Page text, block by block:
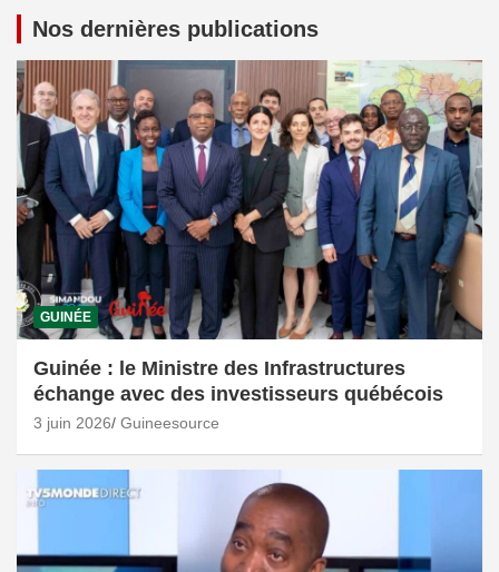
Nos dernières publications
GUINÉE
Guinée : le Ministre des Infrastructures
échange avec des investisseurs québécois
3 juin 2026 Guineesource